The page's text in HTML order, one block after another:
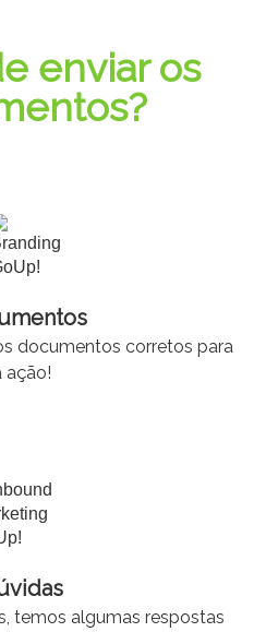
enviar os
documentos corretos para
ação!
temos algumas respostas